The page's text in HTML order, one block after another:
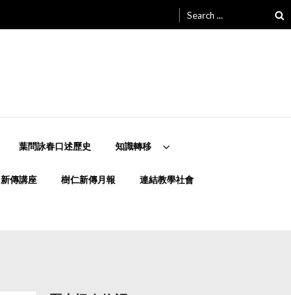
for:
葉問詠春口述歷史 知識轉移
新傳講座 樹仁新傳月報 連結教學社會